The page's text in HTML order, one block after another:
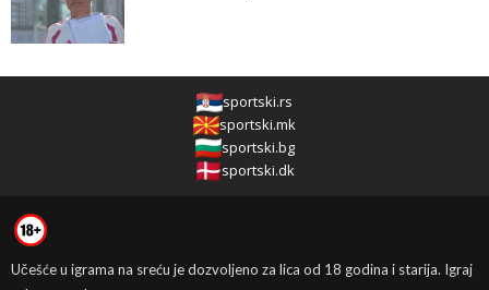
sportski.rs
sportski.mk
sportski.bg
sportski.dk
Učešće u igrama na sreću je dozvoljeno za lica od 18 godina i starija. Igraj